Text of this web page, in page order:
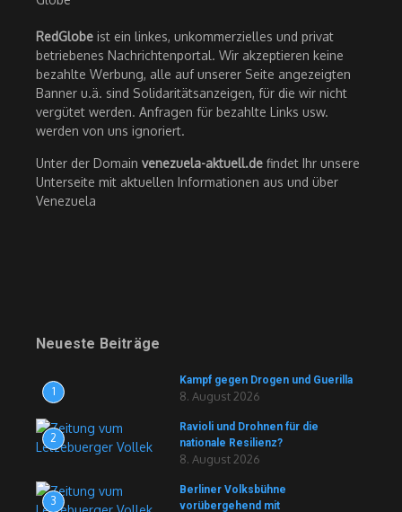
RedGlobe ist ein linkes, unkommerzielles und privat
betriebenes Nachrichtenportal. Wir akzeptieren keine
bezahlte Werbung, alle auf unserer Seite angezeigten
Banner u.ä. sind Solidaritätsanzeigen, für die wir nicht
vergütet werden. Anfragen für bezahlte Links usw.
werden von uns ignoriert.
Unter der Domain venezuela-aktuell.de findet Ihr unsere
Unterseite mit aktuellen Informationen aus und über
Venezuela
Neueste Beiträge
1
Kampf gegen Drogen und Guerilla
8. August 2026
2
Ravioli und Drohnen für die
nationale Resilienz?
8. August 2026
3
Berliner Volksbühne
vorübergehend mit